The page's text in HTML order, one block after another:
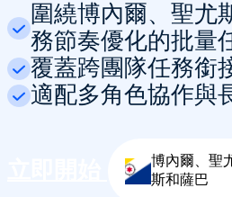
圍繞博內爾、聖尤
務節奏優化的批量
覆蓋跨團隊任務銜
適配多角色協作與
博內爾、聖
斯和薩巴